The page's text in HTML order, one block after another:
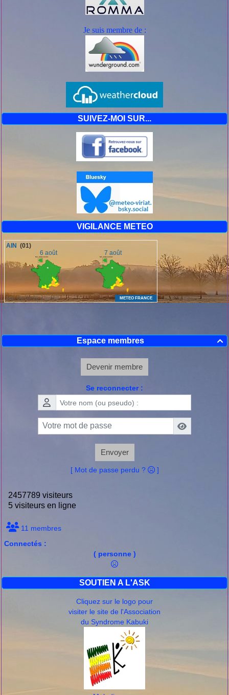
Je suis membre de :
SUIVEZ-MOI SUR...
VIGILANCE METEO

Espace membres
Devenir membre
Se reconnecter :
Envoyer
[ Mot de passe perdu ? ]
2457789 visiteurs
5 visiteurs en ligne
11 membres
Connectés :
( personne )
SOUTIEN A L'ASK
Cliquez sur le logo pour
visiter le site de l'Association
du Syndrome Kabuki